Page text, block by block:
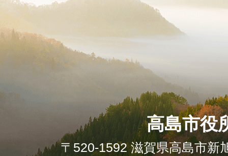
高島市役
〒520-1592 滋賀県高島市新